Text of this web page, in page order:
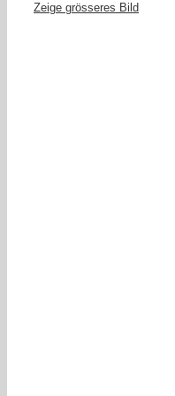
Zeige grösseres Bild